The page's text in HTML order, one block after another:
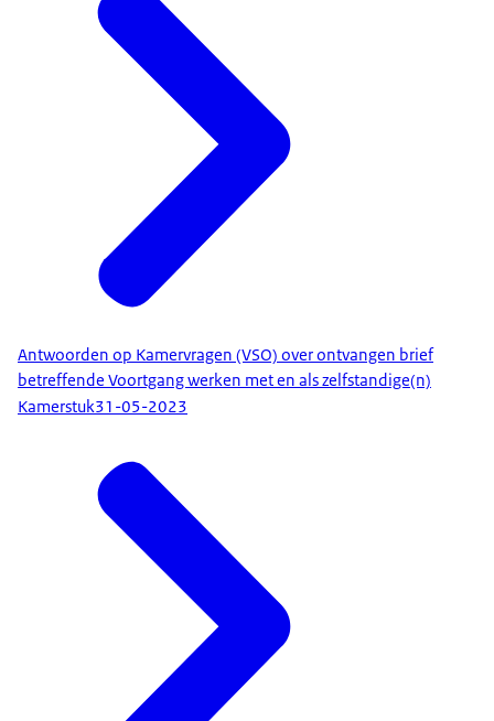
Antwoorden op Kamervragen (VSO) over ontvangen brief
betreffende Voortgang werken met en als zelfstandige(n)
Kamerstuk31-05-2023